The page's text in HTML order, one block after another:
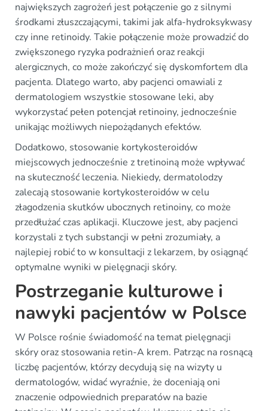
największych zagrożeń jest połączenie go z silnymi
środkami złuszczającymi, takimi jak alfa-hydroksykwasy
czy inne retinoidy. Takie połączenie może prowadzić do
zwiększonego ryzyka podrażnień oraz reakcji
alergicznych, co może zakończyć się dyskomfortem dla
pacjenta. Dlatego warto, aby pacjenci omawiali z
dermatologiem wszystkie stosowane leki, aby
wykorzystać pełen potencjał retinoiny, jednocześnie
unikając możliwych niepożądanych efektów.
Dodatkowo, stosowanie kortykosteroidów
miejscowych jednocześnie z tretinoiną może wpływać
na skuteczność leczenia. Niekiedy, dermatolodzy
zalecają stosowanie kortykosteroidów w celu
złagodzenia skutków ubocznych retinoiny, co może
przedłużać czas aplikacji. Kluczowe jest, aby pacjenci
korzystali z tych substancji w pełni zrozumiały, a
najlepiej robić to w konsultacji z lekarzem, by osiągnąć
optymalne wyniki w pielęgnacji skóry.
Postrzeganie kulturowe i
nawyki pacjentów w Polsce
W Polsce rośnie świadomość na temat pielęgnacji
skóry oraz stosowania retin-A krem. Patrząc na rosnącą
liczbę pacjentów, którzy decydują się na wizyty u
dermatologów, widać wyraźnie, że doceniają oni
znaczenie odpowiednich preparatów na bazie